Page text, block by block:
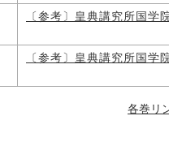
〔参考〕皇典講究所国
〔参考〕皇典講究所国
各巻リ